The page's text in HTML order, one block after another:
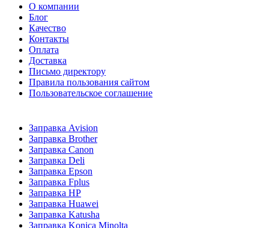
О компании
Блог
Качество
Контакты
Оплата
Доставка
Письмо директору
Правила пользования сайтом
Пользовательское соглашение
Заправка Avision
Заправка Brother
Заправка Canon
Заправка Deli
Заправка Epson
Заправка Fplus
Заправка HP
Заправка Huawei
Заправка Katusha
Заправка Konica Minolta